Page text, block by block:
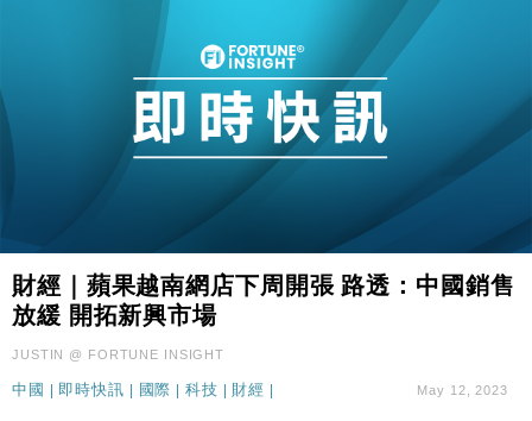
財經｜蘋果越南網店下周開張 路透：中國銷售
放緩 開拓新興市場
JUSTIN @ FORTUNE INSIGHT
中國 即時快訊 國際 科技 財經 May 12, 2023